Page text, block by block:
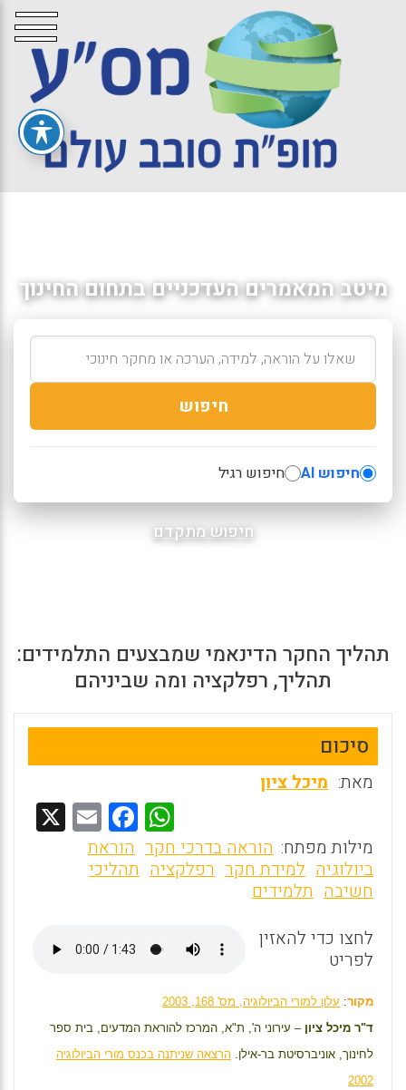
מיטב המאמרים העדכניים בתחום החינוך
חיפוש
חיפוש AI חיפוש רגיל
חיפוש מתקדם
תהליך החקר הדינאמי שמבצעים התלמידים:
תהליך, רפלקציה ומה שביניהם
סיכום
מאת: מיכל ציון
W
h
at
A
p
F
a
ce
o
o
E
m מילות מפתח: הוראה בדרכי חקר הוראת
ביולוגיה למידת חקר רפלקציה תהליכי
חשיבה תלמידים
לחצו כדי להאזין
לפריט
מקור: עלון למורי הביולוגיה, מס' 168, 2003
ד"ר מיכל ציון– עירוני ה', ת"א, המרכז להוראת המדעים, בית ספר
לחינוך, אוניברסיטת בר-אילן. הרצאה שניתנה בכנס מורי הביולוגיה
2002